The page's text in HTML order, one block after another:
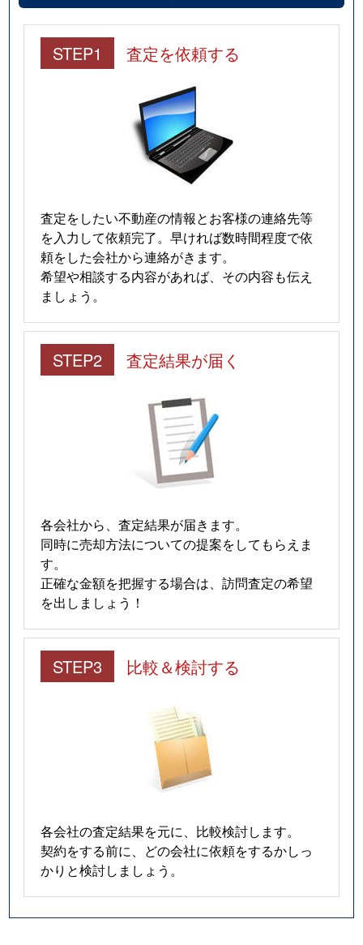
STEP1 査定を依頼する
査定をしたい不動産の情報とお客様の連絡先等
を入力して依頼完了。早ければ数時間程度で依
頼をした会社から連絡がきます。
希望や相談する内容があれば、その内容も伝え
ましょう。
STEP2 査定結果が届く
各会社から、査定結果が届きます。
同時に売却方法についての提案をしてもらえま
す。
正確な金額を把握する場合は、訪問査定の希望
を出しましょう！
STEP3 比較＆検討する
各会社の査定結果を元に、比較検討します。
契約をする前に、どの会社に依頼をするかしっ
かりと検討しましょう。